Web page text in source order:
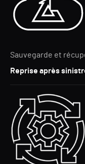
Sauvegarde et
Reprise après